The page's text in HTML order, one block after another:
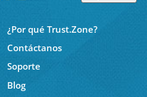
¿Por qué Trust.Zone?
Contáctanos
Soporte
Blog